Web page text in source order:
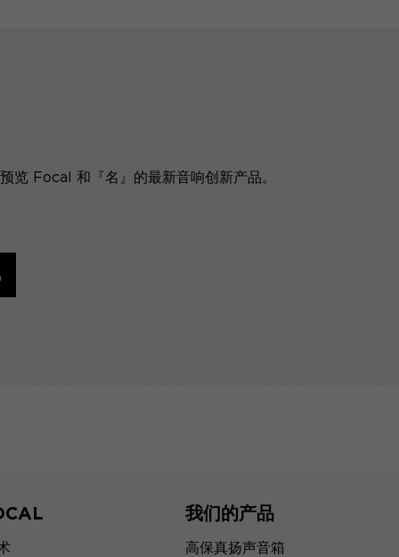
览 Focal 和『名』的最新音响创新产品。
我们的产品
高保真扬声音箱